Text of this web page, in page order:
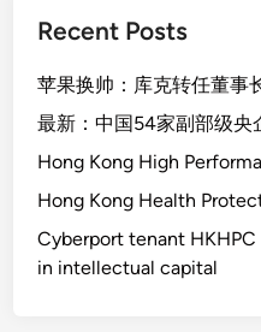
Recent Posts
苹果换帅：库克转任董事
最新：中国54家副部级央
Hong Kong High
Hong Kong Health
Cyberport tenant
in intellectual capital